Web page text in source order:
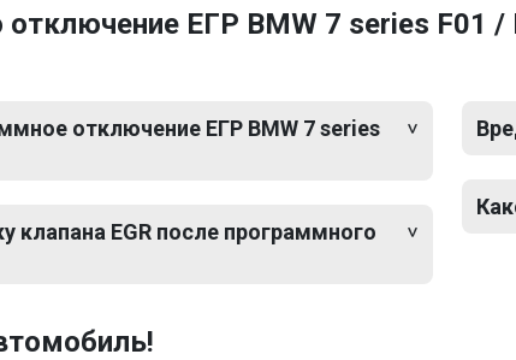
ЕГР BMW 7 series F01
отключение ЕГР BMW 7 series
клапана EGR после программного